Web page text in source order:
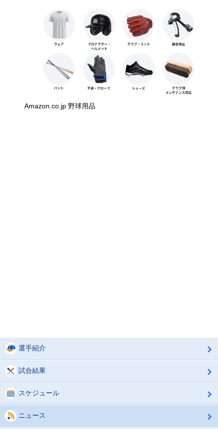
Amazon.co.jp 野球用品
選手紹介
試合結果
スケジュール
ニュース